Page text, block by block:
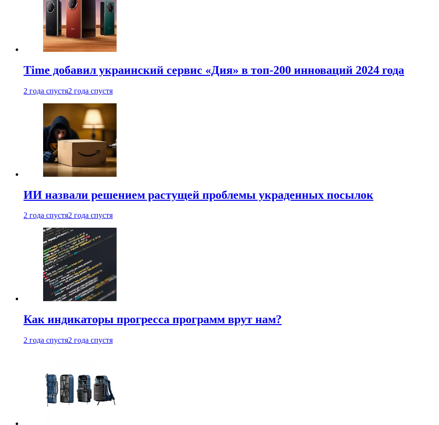
Time добавил украинский сервис «Дия» в топ-200 инноваций 2024 года
2 года спустя2 года спустя
ИИ назвали решением растущей проблемы украденных посылок
2 года спустя2 года спустя
Как индикаторы прогресса программ врут нам?
2 года спустя2 года спустя